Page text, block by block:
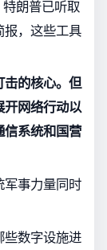
朗普已听取
报，这些工具
击的核心。但
开网络行动以
信系统和国营
军事力量同时
些数字设施进